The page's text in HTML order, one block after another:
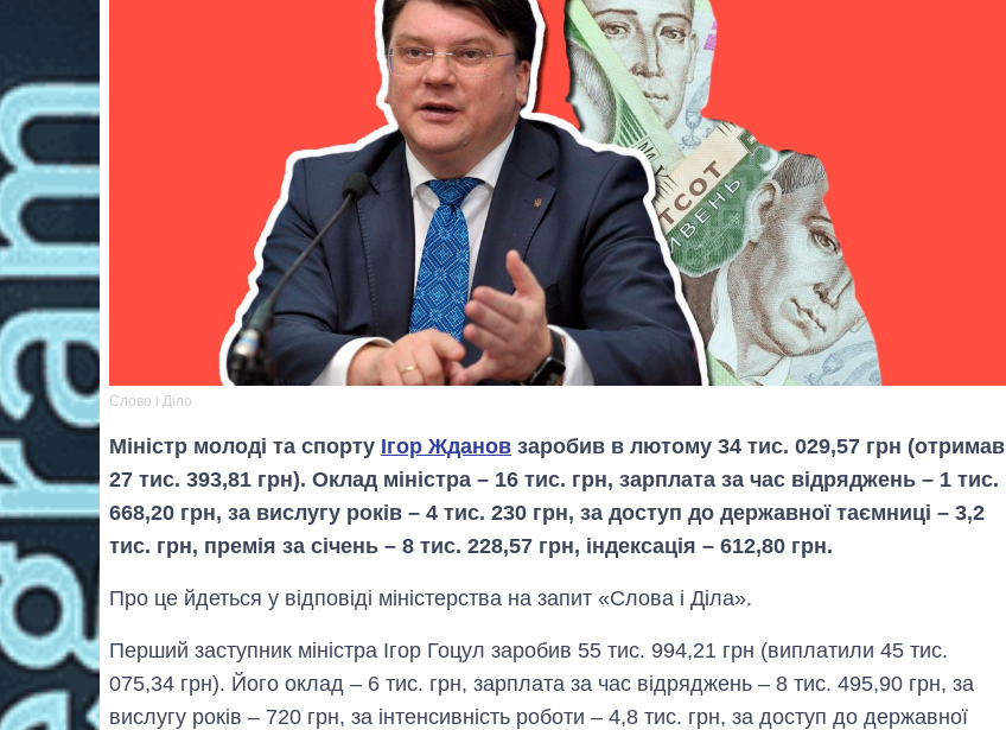
Слово і Діло
Міністр молоді та спорту Ігор Жданов заробив в лютому 34 тис. 029,57 грн (отримав
27 тис. 393,81 грн). Оклад міністра – 16 тис. грн, зарплата за час відряджень – 1 тис.
668,20 грн, за вислугу років – 4 тис. 230 грн, за доступ до державної таємниці – 3,2
тис. грн, премія за січень – 8 тис. 228,57 грн, індексація – 612,80 грн.
Про це йдеться у відповіді міністерства на запит «Слова і Діла».
Перший заступник міністра Ігор Гоцул заробив 55 тис. 994,21 грн (виплатили 45 тис.
075,34 грн). Його оклад – 6 тис. грн, зарплата за час відряджень – 8 тис. 495,90 грн, за
вислугу років – 720 грн, за інтенсивність роботи – 4,8 тис. грн, за доступ до державної